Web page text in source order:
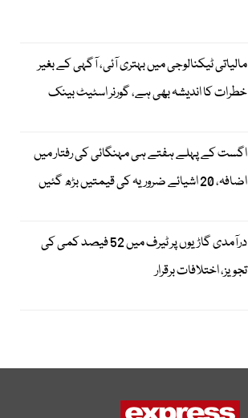
مالیاتی ٹیکنالوجی میں بہتری آئی، آگہی کے بغیر
خطرات کا اندیشہ بھی ہے، گورنر اسٹیٹ بینک
اگست کے پہلے ہفتے ہی مہنگائی کی رفتار میں
اضافہ، 20 اشیائے ضروریہ کی قیمتیں بڑھ گئیں
درآمدی گاڑیوں پر ٹیرف میں 52 فیصد کمی کی
تجویز، اختلافات برقرار